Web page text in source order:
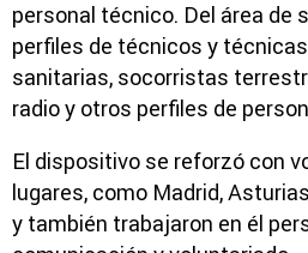
personal técnico. Del área de
perfiles de técnicos y
sanitarias, socorristas
radio y otros perfiles de
El dispositivo se reforzó con
lugares, como Madrid,
y también trabajaron en él